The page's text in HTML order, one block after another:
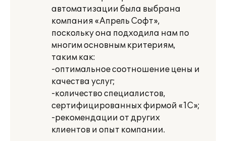
автоматизации была выбрана
компания «Апрель Софт»,
поскольку она подходила нам по
многим основным критериям,
таким как:
-оптимальное соотношение цены и
качества услуг;
-количество специалистов,
сертифицированных фирмой «1С»;
-рекомендации от других
клиентов и опыт компании.